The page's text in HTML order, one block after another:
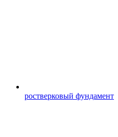
ростверковый фундамент